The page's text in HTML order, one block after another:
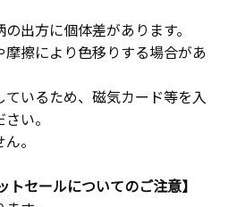
出方に個体差があります。
擦により色移りする場合があ
いるため、磁気カード等を入
い。
。
トセールについてのご注意】